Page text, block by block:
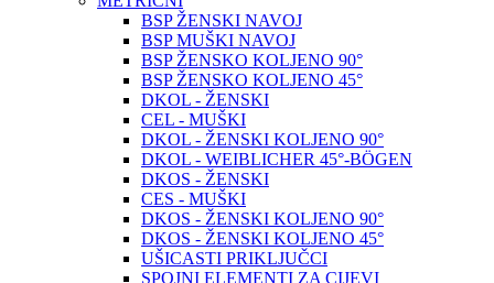
BSP ŽENSKI NAVOJ
BSP MUŠKI NAVOJ
BSP ŽENSKO KOLJENO 90°
BSP ŽENSKO KOLJENO 45°
DKOL - ŽENSKI
CEL - MUŠKI
DKOL - ŽENSKI KOLJENO 90°
DKOL - WEIBLICHER 45°-BÖGEN
DKOS - ŽENSKI
CES - MUŠKI
DKOS - ŽENSKI KOLJENO 90°
DKOS - ŽENSKI KOLJENO 45°
UŠICASTI PRIKLJUČCI
SPOJNI ELEMENTI ZA CIJEVI